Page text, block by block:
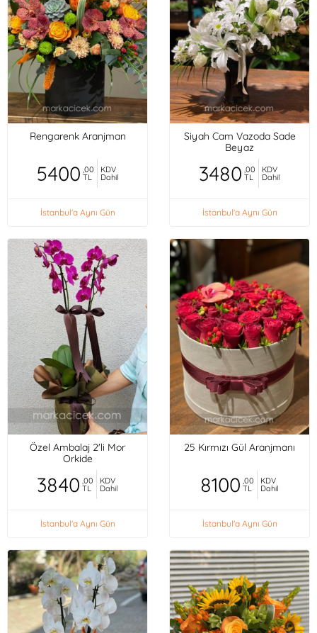
Rengarenk Aranjman
5400 ,00
TL
KDV
Dahil
İstanbul'a Aynı Gün
Siyah Cam Vazoda Sade
Beyaz
3480 ,00
TL
KDV
Dahil
İstanbul'a Aynı Gün
Özel Ambalaj 2'li Mor
Orkide
3840 ,00
TL
KDV
Dahil
İstanbul'a Aynı Gün
25 Kırmızı Gül Aranjmanı
8100 ,00
TL
KDV
Dahil
İstanbul'a Aynı Gün